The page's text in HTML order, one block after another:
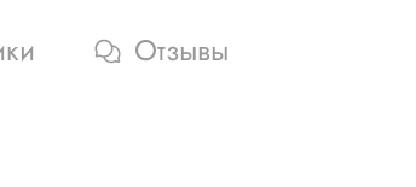
Отзывы